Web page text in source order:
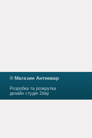
© Магазин Антиквар
Розробка та розкрутка
дизайн студія 2day